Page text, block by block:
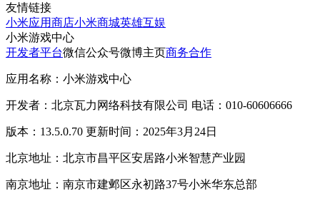
友情链接
小米应用商店小米商城英雄互娱
小米游戏中心
开发者平台微信公众号微博主页商务合作
应用名称：小米游戏中心
开发者：北京瓦力网络科技有限公司 电话：010-60606666
版本：13.5.0.70 更新时间：2025年3月24日
北京地址：北京市昌平区安居路小米智慧产业园
南京地址：南京市建邺区永初路37号小米华东总部